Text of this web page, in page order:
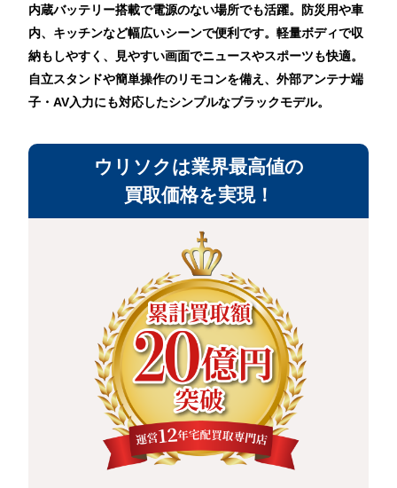
内蔵バッテリー搭載で電源のない場所でも活躍。防災用や車
内、キッチンなど幅広いシーンで便利です。軽量ボディで収
納もしやすく、見やすい画面でニュースやスポーツも快適。
自立スタンドや簡単操作のリモコンを備え、外部アンテナ端
子・AV入力にも対応したシンプルなブラックモデル。
ウリソクは業界最高値の
買取価格を実現！